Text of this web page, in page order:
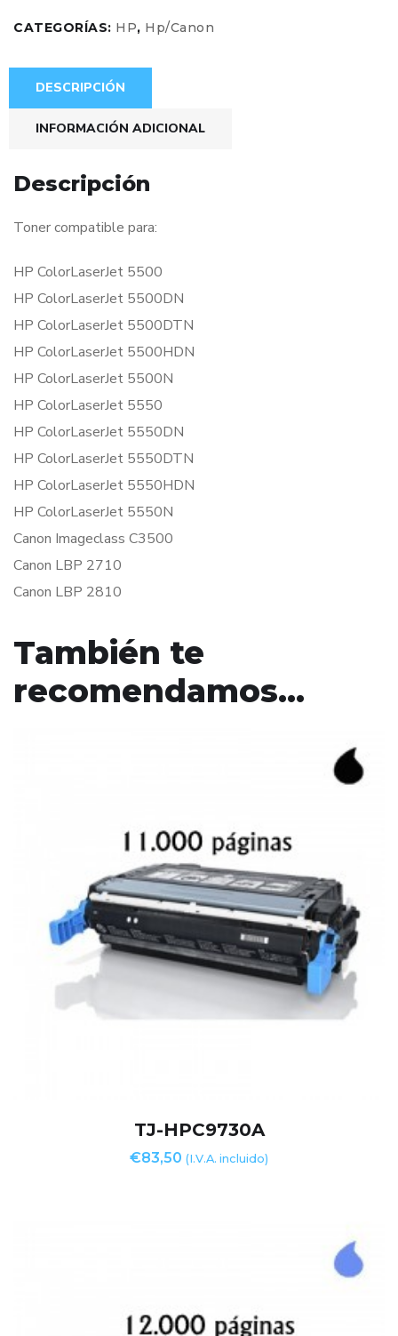
CATEGORÍAS: HP, Hp/Canon
DESCRIPCIÓN
INFORMACIÓN ADICIONAL
Descripción
Toner compatible para:
HP ColorLaserJet 5500
HP ColorLaserJet 5500DN
HP ColorLaserJet 5500DTN
HP ColorLaserJet 5500HDN
HP ColorLaserJet 5500N
HP ColorLaserJet 5550
HP ColorLaserJet 5550DN
HP ColorLaserJet 5550DTN
HP ColorLaserJet 5550HDN
HP ColorLaserJet 5550N
Canon Imageclass C3500
Canon LBP 2710
Canon LBP 2810
También te
recomendamos…
TJ-HPC9730A
€83,50 (I.V.A. incluido)